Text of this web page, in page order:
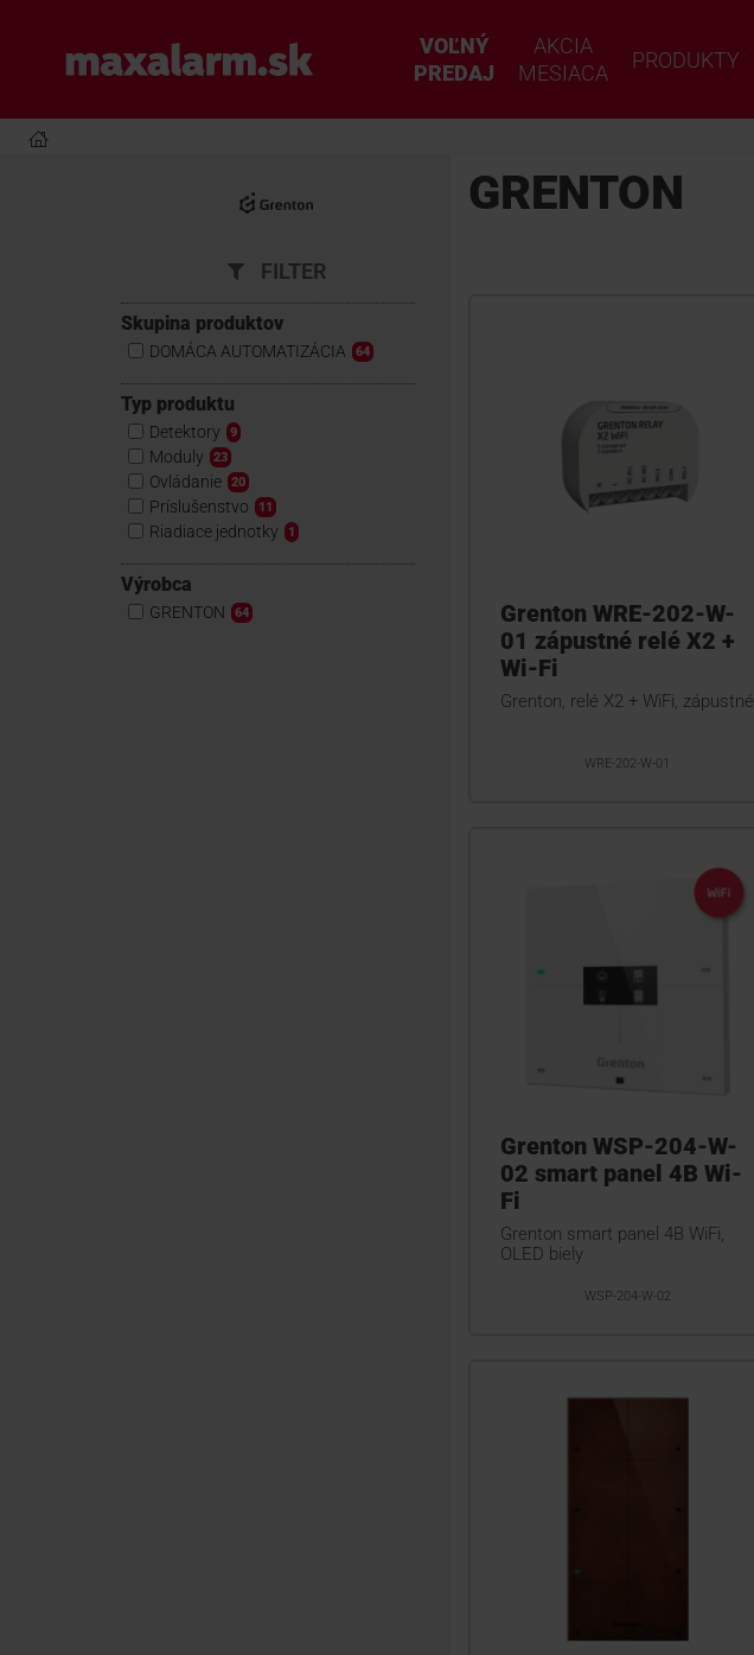
hlavnému
www.maxalarm.sk
VOĽNÝ
PREDAJ
AKCIA
MESIACA
PRODUKTY
FILTER
Skupina produktov
DOMÁCA AUTOMATIZÁCIA 64
Typ produktu
Detektory 9
Moduly 23
Ovládanie 20
Príslušenstvo 11
Riadiace jednotky 1
Výrobca
GRENTON 64
GRENTON
Grenton WRE-202-W-
01 zápustné relé X2 +
Wi-Fi
Grenton, relé X2 + WiFi, zápustné
WRE-202-W-01
Grenton WSP-204-W-
02 smart panel 4B Wi-
Fi
Grenton smart panel 4B WiFi,
OLED biely
WSP-204-W-02